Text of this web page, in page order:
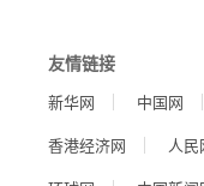
友情链接
新华网 中国网
香港经济网
人民